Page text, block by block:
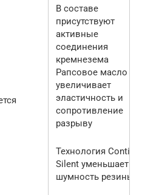
В составе
присутствуют
активные
соединения
кремнезема
Рапсовое масло
увеличивает
эластичность и
сопротивление
разрыву
Технология Conti
Silent уменьшает
шумность резины